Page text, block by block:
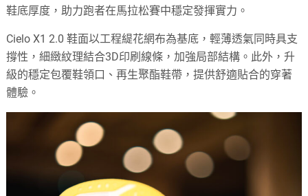
鞋底厚度，助力跑者在馬拉松賽中穩定發揮實力。
Cielo X1 2.0 鞋面以工程緹花網布為基底，輕薄透氣同時具支
撐性，細緻紋理結合3D印刷線條，加強局部結構。此外，升
級的穩定包覆鞋領口、再生聚酯鞋帶，提供舒適貼合的穿著
體驗。